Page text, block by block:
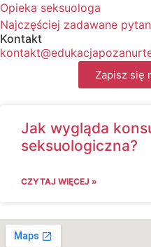
Opieka seksuologa
Najczęściej zadawane
Kontakt
Zapisz się
Jak wygląda
seksuologiczna?
CZYTAJ WIĘCEJ »